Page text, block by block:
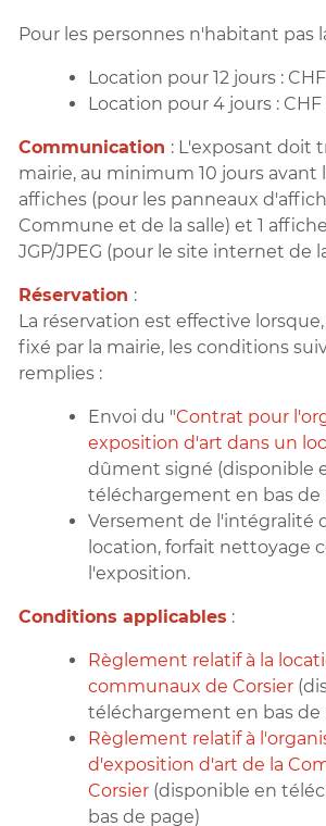
Pour les personnes n'habitant pas
Location pour 12 jours :
Location pour 4 jours : CHF
Communication : L'exposant doit
mairie, au minimum 10 jours avant
affiches (pour les panneaux
Commune et de la salle) et 1
JGP/JPEG (pour le site internet de
Réservation :
La réservation est effective
fixé par la mairie, les conditions
remplies :
Envoi du "Contrat pour
exposition d'art dans un
dûment signé (disponible
téléchargement en bas de
Versement de l'intégralité
location, forfait nettoyage
l'exposition.
Conditions applicables :
Règlement relatif à la
communaux de Corsier
téléchargement en bas de
Règlement relatif à
d'exposition d'art de la
Corsier (disponible en
bas de page)